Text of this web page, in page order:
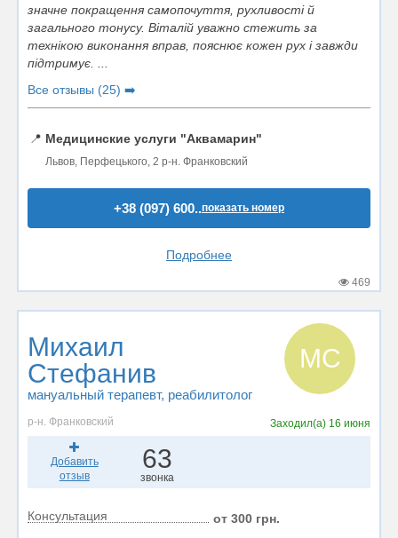
значне покращення самопочуття, рухливості й
загального тонусу. Віталій уважно стежить за
технікою виконання вправ, пояснює кожен рух і завжди
підтримує. ...
Все отзывы (25) ➡️
📍 Медицинские услуги "Аквамарин"
Львов, Перфецького, 2 р-н. Франковский
+38 (097) 600..показать номер
Подробнее
469
Михаил
Стефанив
мануальный терапевт, реабилитолог
МС
р-н. Франковский Заходил(а) 16 июня
Добавить
отзыв
63
звонка
Консультация от 300 грн.